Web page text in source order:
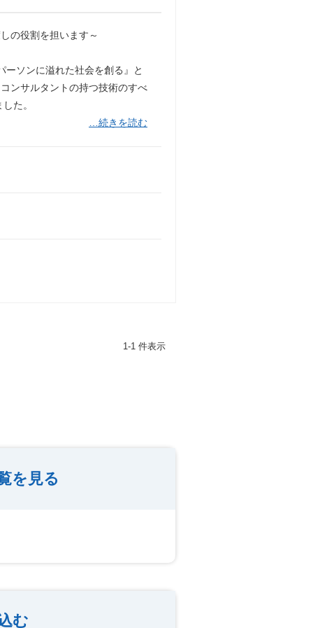
の役割を担います～
ソンに溢れた社会を創る』と
ンサルタントの持つ技術のすべ
た。
…続きを読む
1-1 件表示
を見る
む